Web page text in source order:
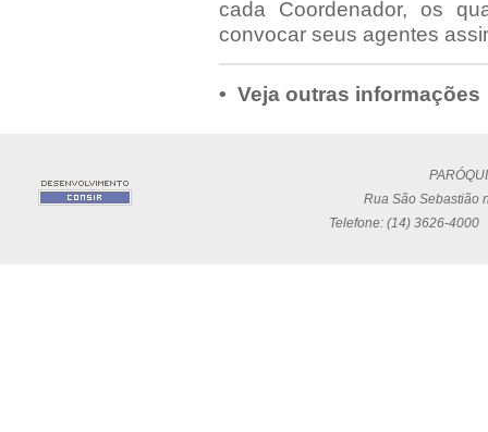
cada Coordenador, os
convocar seus agentes
• Veja outras informações
Rua São Sebastião
Telefone: (14) 3626-